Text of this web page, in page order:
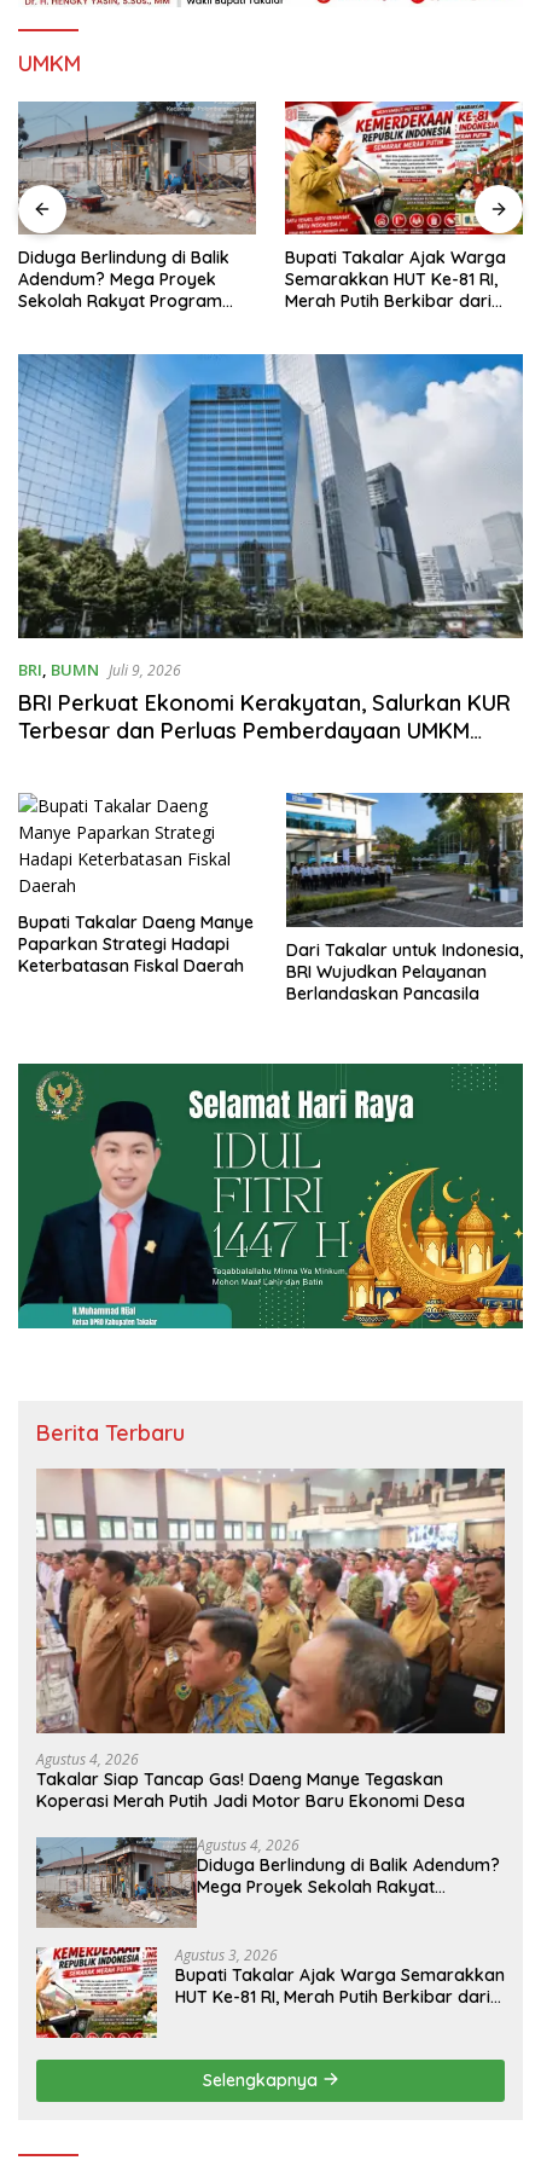
UMKM
Diduga Berlindung di Balik
Adendum? Mega Proyek
Sekolah Rakyat Program
Diminta Transparan
Bupati Takalar Ajak Warga
Semarakkan HUT Ke-81 RI,
Merah Putih Berkibar dari
BRI, BUMN Juli 9, 2026
BRI Perkuat Ekonomi Kerakyatan, Salurkan KUR
Terbesar dan Perluas Pemberdayaan UMKM
Bupati Takalar Daeng Manye
Paparkan Strategi Hadapi
Keterbatasan Fiskal Daerah
Dari Takalar untuk Indonesia,
BRI Wujudkan Pelayanan
Berlandaskan Pancasila
Berita Terbaru
Agustus 4, 2026
Takalar Siap Tancap Gas! Daeng Manye Tegaskan
Koperasi Merah Putih Jadi Motor Baru Ekonomi Desa
Agustus 4, 2026
Diduga Berlindung di Balik Adendum?
Mega Proyek Sekolah Rakyat
Transparan
Agustus 3, 2026
Bupati Takalar Ajak Warga Semarakkan
HUT Ke-81 RI, Merah Putih Berkibar dari
Selengkapnya